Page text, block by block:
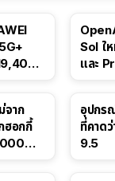
Sol ใ
และ
จาก
ฮอกกี้
อุปกร
ที่คาด
9.5